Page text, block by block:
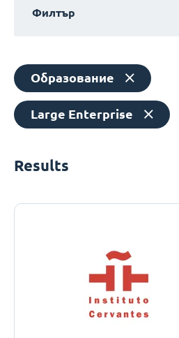
Филтър
Образование
Large Enterprise
Results